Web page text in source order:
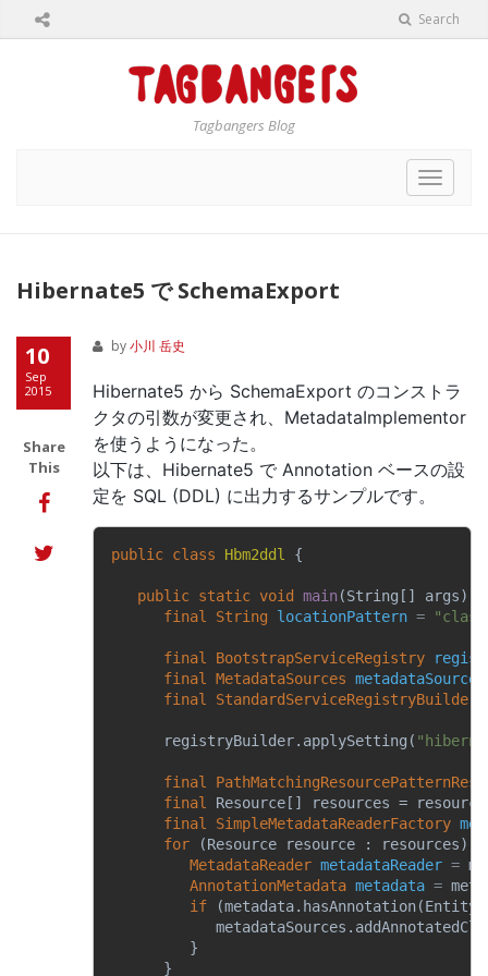
Search
Tagbangers Blog
Toggle
Hibernate5 で SchemaExport
10
Sep
2015
Share
This
by小川 岳史
Hibernate5 から SchemaExport のコンストラ
クタの引数が変更され、MetadataImplementor
を使うようになった。
以下は、Hibernate5 で Annotation ベースの設
定を SQL (DDL) に出力するサンプルです。
public class Hbm2ddl {
public static void main (String[] args)
final
String locationPattern =
final BootstrapServiceRegistry
final
MetadataSources metadataSources
final
StandardServiceRegistryBuilder
      registryBuilder.applySetting(
final
final
Resource[] resources =
final
SimpleMetadataReaderFactory
for (Resource resource : resources) {
MetadataReader metadataReader =
AnnotationMetadata metadata =
if
         }
      }